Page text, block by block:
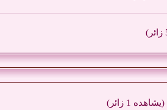
(يشاهده 1 زائر)